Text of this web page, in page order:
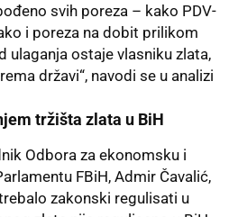
svih poreza – kako PDV-
i poreza na dobit prilikom
ulaganja ostaje vlasniku zlata,
državi“, navodi se u analizi
tržišta zlata u BiH
Odbora za ekonomsku i
FBiH, Admir Čavalić,
zakonski regulisati u